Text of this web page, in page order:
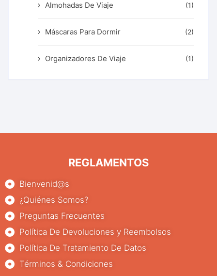
Almohadas De Viaje (1)
Máscaras Para Dormir (2)
Organizadores De Viaje (1)
REGLAMENTOS
Bienvenid@s
¿Quiénes Somos?
Preguntas Frecuentes
Política De Devoluciones y Reembolsos
Política De Tratamiento De Datos
Términos & Condiciones